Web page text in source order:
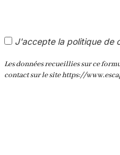
J'accepte la politique de
Les données recueillies sur ce
contact sur le site https://